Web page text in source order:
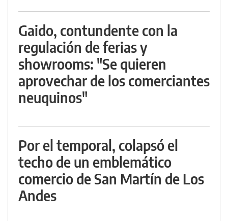
Gaido, contundente con la
regulación de ferias y
showrooms: "Se quieren
aprovechar de los comerciantes
neuquinos"
Por el temporal, colapsó el
techo de un emblemático
comercio de San Martín de Los
Andes